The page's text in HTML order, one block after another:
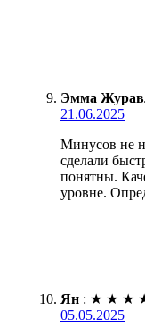
Эмма
21.06.2025
Минусов не
сделали
понятны.
уровне.
Ян : ★ ★ ★
05.05.2025